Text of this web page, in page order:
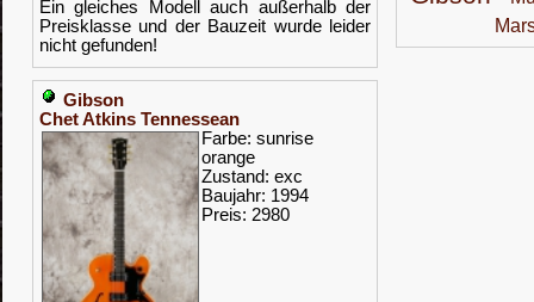
Ein gleiches Modell auch außerhalb der
Preisklasse und der Bauzeit wurde leider
nicht gefunden!
Gibson
Chet Atkins Tennessean
Farbe: sunrise
orange
Zustand: exc
Baujahr: 1994
Preis: 2980